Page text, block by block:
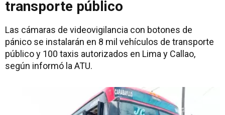
transporte público
Las cámaras de videovigilancia con botones de
pánico se instalarán en 8 mil vehículos de transporte
público y 100 taxis autorizados en Lima y Callao,
según informó la ATU.